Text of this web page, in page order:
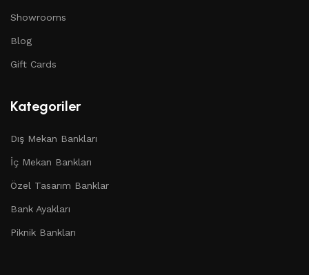
Showrooms
Blog
Gift Cards
Kategoriler
Dış Mekan Bankları
İç Mekan Bankları
Özel Tasarım Banklar
Bank Ayakları
Piknik Bankları